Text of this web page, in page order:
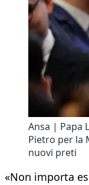
Ansa | Papa
Pietro per la
nuovi preti
«Non importa